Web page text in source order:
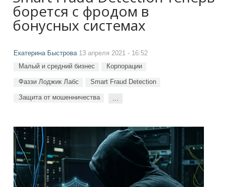
борется с фродом в
бонусных системах
Екатерина Быстрова13 апреля 2021 - 16:52
Малый и средний бизнес Корпорации
Фаззи Лоджик Лабс Smart Fraud Detection
Защита от мошенничества ...